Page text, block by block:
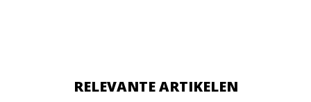
RELEVANTE ARTIKELEN